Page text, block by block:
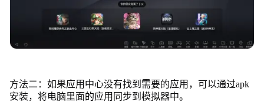
方法二：如果应用中心没有找到需要的应用，可以通过apk
安装，将电脑里面的应用同步到模拟器中。